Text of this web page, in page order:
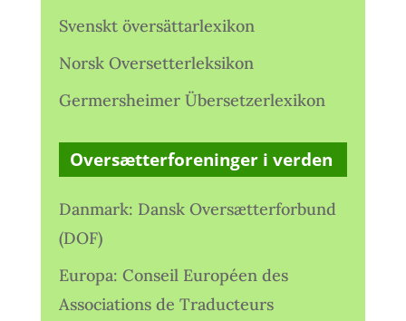
Svenskt översättarlexikon
Norsk Oversetterleksikon
Germersheimer Übersetzerlexikon
Oversætterforeninger i verden
Danmark: Dansk Oversætterforbund
(DOF)
Europa: Conseil Européen des
Associations de Traducteurs